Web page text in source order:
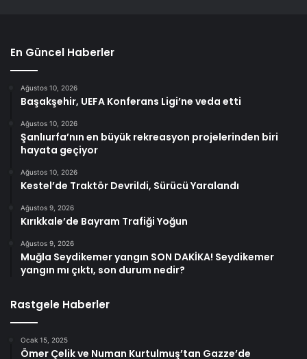
En Güncel Haberler
Ağustos 10, 2026
Başakşehir, UEFA Konferans Ligi’ne veda etti
Ağustos 10, 2026
Şanlıurfa’nın en büyük rekreasyon projelerinden biri
hayata geçiyor
Ağustos 10, 2026
Kestel’de Traktör Devrildi, Sürücü Yaralandı
Ağustos 9, 2026
Kırıkkale’de Bayram Trafiği Yoğun
Ağustos 9, 2026
Muğla Seydikemer yangın SON DAKİKA! Seydikemer
yangın mı çıktı, son durum nedir?
Rastgele Haberler
Ocak 15, 2025
Ömer Çelik ve Numan Kurtulmuş’tan Gazze’de